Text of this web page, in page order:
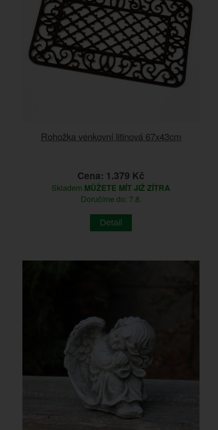
Rohožka venkovní litinová 67x43cm
Cena: 1.379 Kč
Skladem MŮŽETE MÍT JIŽ ZÍTRA
Doručíme do: 7.8.
Detail